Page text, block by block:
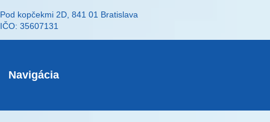
Pod kopčekmi 2D, 841 01 Bratislava
IČO: 35607131
Navigácia